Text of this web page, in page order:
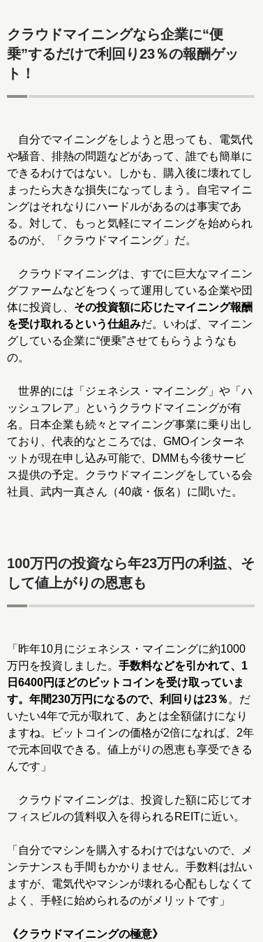
クラウドマイニングなら企業に“便
乗”するだけで利回り23％の報酬ゲッ
ト！
自分でマイニングをしようと思っても、電気代
や騒音、排熱の問題などがあって、誰でも簡単に
できるわけではない。しかも、購入後に壊れてし
まったら大きな損失になってしまう。自宅マイニ
ングはそれなりにハードルがあるのは事実であ
る。対して、もっと気軽にマイニングを始められ
るのが、「クラウドマイニング」だ。
クラウドマイニングは、すでに巨大なマイニン
グファームなどをつくって運用している企業や団
体に投資し、 その投資額に応じたマイニング報酬
を受け取れるという仕組みだ。いわば、マイニン
グしている企業に“便乗”させてもらうようなも
の。
世界的には「ジェネシス・マイニング」や「ハ
ッシュフレア」というクラウドマイニングが有
名。日本企業も続々とマイニング事業に乗り出し
ており、代表的なところでは、GMOインターネ
ットが現在申し込み可能で、DMMも今後サービ
ス提供の予定。クラウドマイニングをしている会
社員、武内一真さん（40歳・仮名）に聞いた。
100万円の投資なら年23万円の利益、そ
して値上がりの恩恵も
「昨年10月にジェネシス・マイニングに約1000
万円を投資しました。 手数料などを引かれて、1
日6400円ほどのビットコインを受け取っていま
す。年間230万円になるので、利回りは23％ 。だ
いたい4年で元が取れて、あとは全額儲けになり
ますね。ビットコインの価格が2倍になれば、2年
で元本回収できる。値上がりの恩恵も享受できる
んです」
クラウドマイニングは、投資した額に応じてオ
フィスビルの賃料収入を得られるREITに近い。
「自分でマシンを購入するわけではないので、メ
ンテナンスも手間もかかりません。手数料は払い
ますが、電気代やマシンが壊れる心配もしなくて
よく、手軽に始められるのがメリットです」
《クラウドマイニングの極意》